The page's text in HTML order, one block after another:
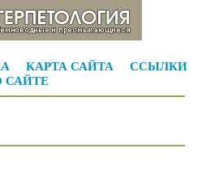
КАРТА САЙТА
ССЫЛКИ
САЙТЕ